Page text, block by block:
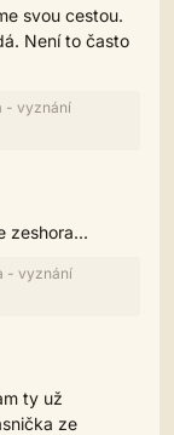
svou cestou.
Není to často
- vyznání
zeshora...
- vyznání
ty už
ze